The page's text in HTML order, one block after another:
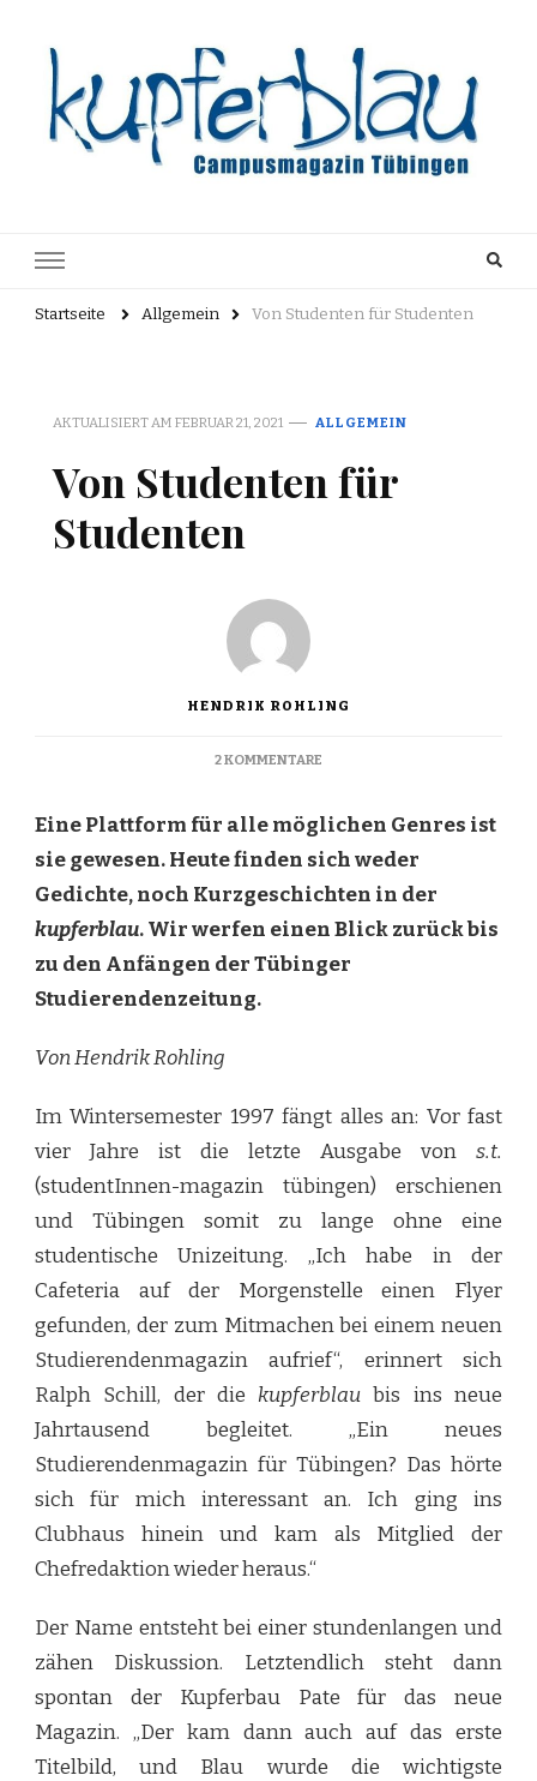
Archiv
Startseite Allgemein Von Studenten für Studenten
AKTUALISIERT AM FEBRUAR 21, 2021 ALLGEMEIN
Von Studenten für
Studenten
HENDRIK ROHLING
2 KOMMENTARE
FÜR
STUDENTEN
Eine Plattform für alle möglichen Genres ist
sie gewesen. Heute finden sich weder
Gedichte, noch Kurzgeschichten in der
kupferblau. Wir werfen einen Blick zurück bis
zu den Anfängen der Tübinger
Studierendenzeitung.
Von Hendrik Rohling
Im Wintersemester 1997 fängt alles an: Vor fast
vier Jahre ist die letzte Ausgabe von s.t.
(studentInnen-magazin tübingen) erschienen
und Tübingen somit zu lange ohne eine
studentische Unizeitung. „Ich habe in der
Cafeteria auf der Morgenstelle einen Flyer
gefunden, der zum Mitmachen bei einem neuen
Studierendenmagazin aufrief“, erinnert sich
Ralph Schill, der diekupferblau bis ins neue
Jahrtausend begleitet. „Ein neues
Studierendenmagazin für Tübingen? Das hörte
sich für mich interessant an. Ich ging ins
Clubhaus hinein und kam als Mitglied der
Chefredaktion wieder heraus.“
Der Name entsteht bei einer stundenlangen und
zähen Diskussion. Letztendlich steht dann
spontan der Kupferbau Pate für das neue
Magazin. „Der kam dann auch auf das erste
Titelbild, und Blau wurde die wichtigste